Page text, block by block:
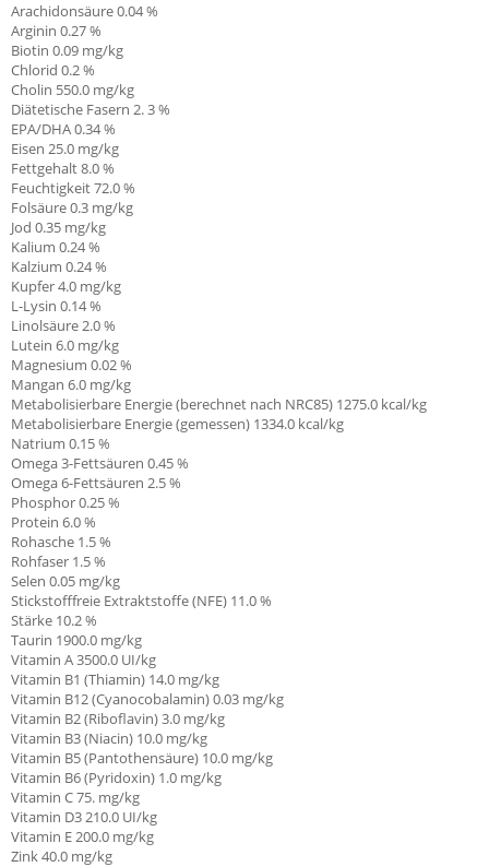
Arachidonsäure 0.04 %
Arginin 0.27 %
Biotin 0.09 mg/kg
Chlorid 0.2 %
Cholin 550.0 mg/kg
Diätetische Fasern 2. 3 %
EPA/DHA0.34 %
Eisen 25.0 mg/kg
Fettgehalt8.0 %
Feuchtigkeit 72.0 %
Folsäure 0.3 mg/kg
Jod 0.35 mg/kg
Kalium 0.24 %
Kalzium 0.24 %
Kupfer 4.0 mg/kg
L-Lysin 0.14 %
Linolsäure2.0 %
Lutein 6.0 mg/kg
Magnesium 0.02 %
Mangan 6.0 mg/kg
Metabolisierbare Energie (berechnet nach NRC85) 1275.0 kcal/kg
Metabolisierbare Energie (gemessen) 1334.0 kcal/kg
Natrium 0.15 %
Omega 3-Fettsäuren 0.45 %
Omega 6-Fettsäuren 2.5 %
Phosphor 0.25 %
Protein 6.0%
Rohasche 1.5 %
Rohfaser 1.5 %
Selen 0.05 mg/kg
Stickstofffreie Extraktstoffe (NFE) 11.0 %
Stärke 10.2 %
Taurin 1900.0 mg/kg
Vitamin A3500.0 UI/kg
Vitamin B1 (Thiamin) 14.0 mg/kg
Vitamin B12 (Cyanocobalamin) 0.03 mg/kg
Vitamin B2 (Riboflavin) 3.0 mg/kg
Vitamin B3 (Niacin) 10.0 mg/kg
Vitamin B5 (Pantothensäure) 10.0 mg/kg
Vitamin B6 (Pyridoxin) 1.0 mg/kg
Vitamin C75. mg/kg
Vitamin D3 210.0 UI/kg
Vitamin E200.0 mg/kg
Zink 40.0 mg/kg